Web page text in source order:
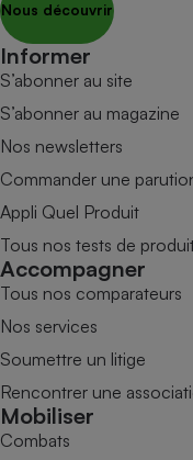
Nous découvrir
Informer
S’abonner au site
S’abonner au magazine
Nos newsletters
Commander une
Appli Quel Produit
Tous nos tests de
Accompagner
Tous nos comparateurs
Nos services
Soumettre un litige
Rencontrer une
Mobiliser
Combats